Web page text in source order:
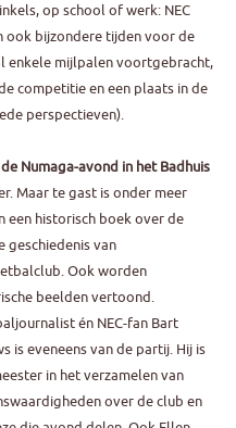
op school of werk: NEC
ook bijzondere tijden voor de
enkele mijlpalen voortgebracht,
competitie en een plaats in de
perspectieven).
Numaga-avond in het Badhuis
Maar te gast is onder meer
een historisch boek over de
van
Ook worden
beelden vertoond.
én NEC-fan Bart
is eveneens van de partij. Hij is
in het verzamelen van
over de club en